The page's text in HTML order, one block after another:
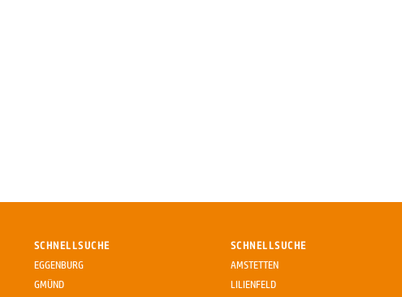
SCHNELLSUCHE
EGGENBURG
GMÜND
SCHNELLSUCHE
AMSTETTEN
LILIENFELD